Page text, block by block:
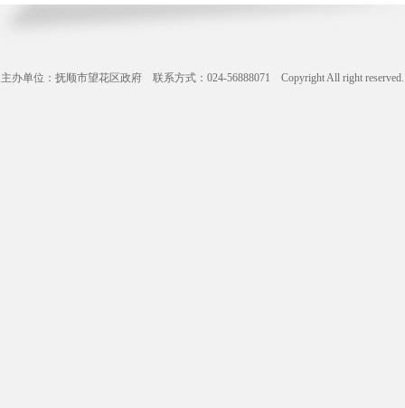
主办单位：抚顺市望花区政府 联系方式：024-56888071 Copyright All right